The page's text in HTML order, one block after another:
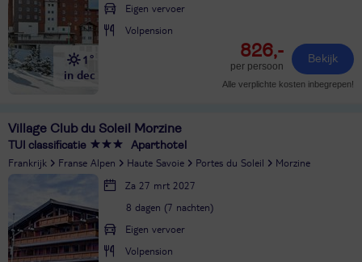
1°
in dec
Eigen vervoer
Volpension
826,-
per persoon
Bekijk
Alle verplichte kosten inbegrepen!
Village Club du Soleil Morzine
TUI classificatie Aparthotel
Frankrijk Franse Alpen Haute Savoie Portes du Soleil Morzine
Za 27 mrt 2027
8 dagen (7 nachten)
Eigen vervoer
Volpension